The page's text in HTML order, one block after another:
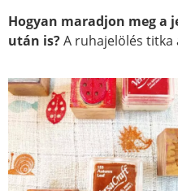
Hogyan maradjon meg a
után is?A ruhajelölés titka